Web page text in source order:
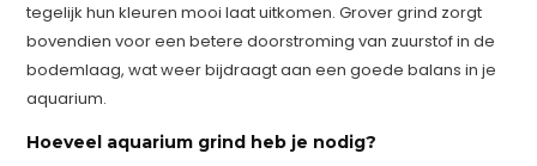
tegelijk hun kleuren mooi laat uitkomen. Grover grind zorgt
bovendien voor een betere doorstroming van zuurstof in de
bodemlaag, wat weer bijdraagt aan een goede balans in je
aquarium.
Hoeveel aquarium grind heb je nodig?